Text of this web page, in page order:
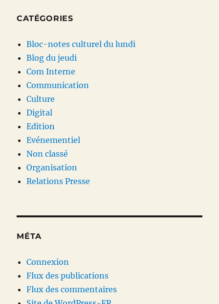
CATÉGORIES
Bloc-notes culturel du lundi
Blog du jeudi
Com Interne
Communication
Culture
Digital
Edition
Evénementiel
Non classé
Organisation
Relations Presse
MÉTA
Connexion
Flux des publications
Flux des commentaires